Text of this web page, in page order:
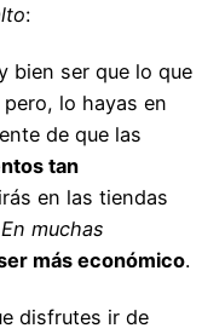
:
bien ser que lo que
lo hayas en
de que las
tan
en las tiendas
En muchas
más económico.
disfrutes ir de